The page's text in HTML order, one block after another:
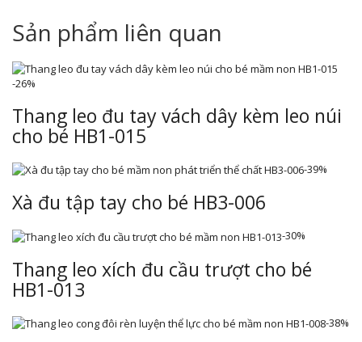
Sản phẩm liên quan
-26%
Thang leo đu tay vách dây kèm leo núi
cho bé HB1-015
-39%
Xà đu tập tay cho bé HB3-006
-30%
Thang leo xích đu cầu trượt cho bé
HB1-013
-38%